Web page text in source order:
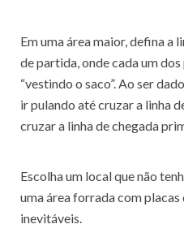
Em uma área maior, defina a
de partida, onde cada um
“vestindo o saco”. Ao ser
ir pulando até cruzar a linha
cruzar a linha de chegada
Escolha um local que não
uma área forrada com
inevitáveis.